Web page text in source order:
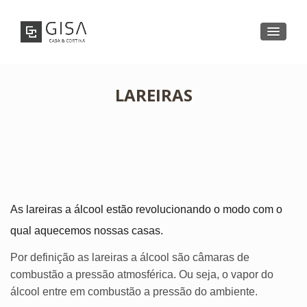
LAREIRAS
As lareiras a álcool estão revolucionando o modo com o
qual aquecemos nossas casas.
Por definição as lareiras a álcool são câmaras de
combustão a pressão atmosférica. Ou seja, o vapor do
álcool entre em combustão a pressão do ambiente.